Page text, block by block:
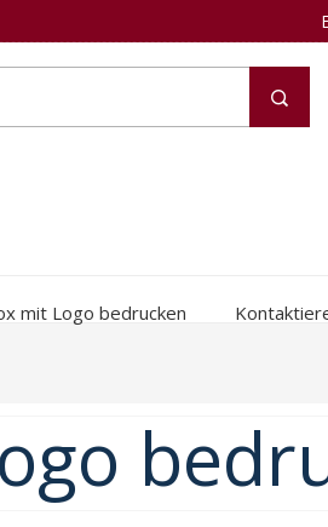
mit Logo bedrucken